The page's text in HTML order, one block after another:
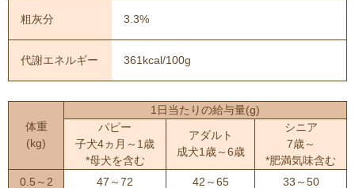
粗灰分 3.3%
代謝エネルギー 361kcal/100g
体重
(kg)
1日当たりの給与量(g)
パピー
子犬4ヵ月～1歳
*母犬を含む
アダルト
成犬1歳～6歳
シニア
7歳～
*肥満気味含む
0.5～2
47～72 42～65
33～50